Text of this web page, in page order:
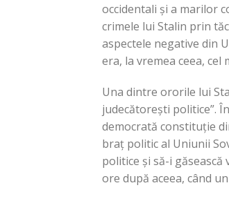
occidentali și a marilor
crimele lui Stalin prin
aspectele negative din
era, la vremea ceea, cel
Una dintre ororile lui
judecătorești politice”.
democrată constituție
braț politic al Uniunii
politice și să-i
ore după aceea, când